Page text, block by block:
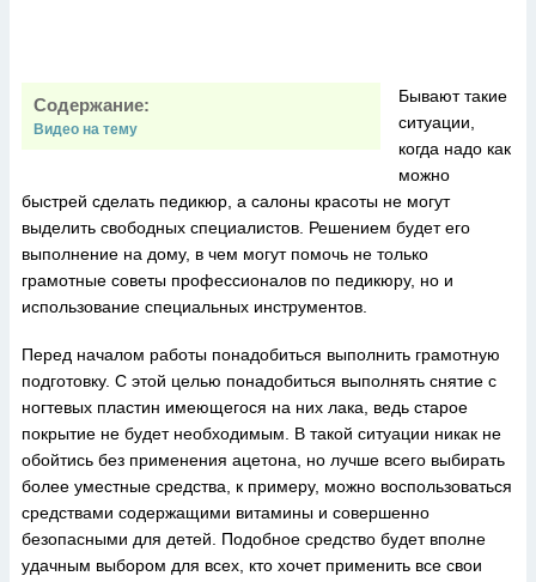
Содержание:
Видео на тему
Бывают такие
ситуации,
когда надо как
можно
быстрей сделать педикюр, а салоны красоты не могут
выделить свободных специалистов. Решением будет его
выполнение на дому, в чем могут помочь не только
грамотные советы профессионалов по педикюру, но и
использование специальных инструментов.
Перед началом работы понадобиться выполнить грамотную
подготовку. С этой целью понадобиться выполнять снятие с
ногтевых пластин имеющегося на них лака, ведь старое
покрытие не будет необходимым. В такой ситуации никак не
обойтись без применения ацетона, но лучше всего выбирать
более уместные средства, к примеру, можно воспользоваться
средствами содержащими витамины и совершенно
безопасными для детей. Подобное средство будет вполне
удачным выбором для всех, кто хочет применить все свои